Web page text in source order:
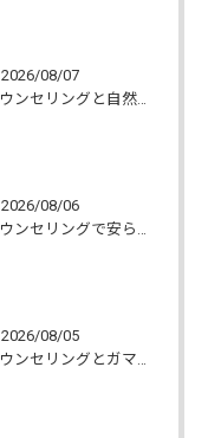
2026/08/07
カウンセリングと自然環境がつなぐ実践例と環境カウンセラーの役割を解説
2026/08/06
カウンセリングで安らぐ空間を叶える安心と信頼のつくり方徹底解説
2026/08/05
カウンセリングとガマット選びの正解ガイド安心して相談できるポイントと実例解説